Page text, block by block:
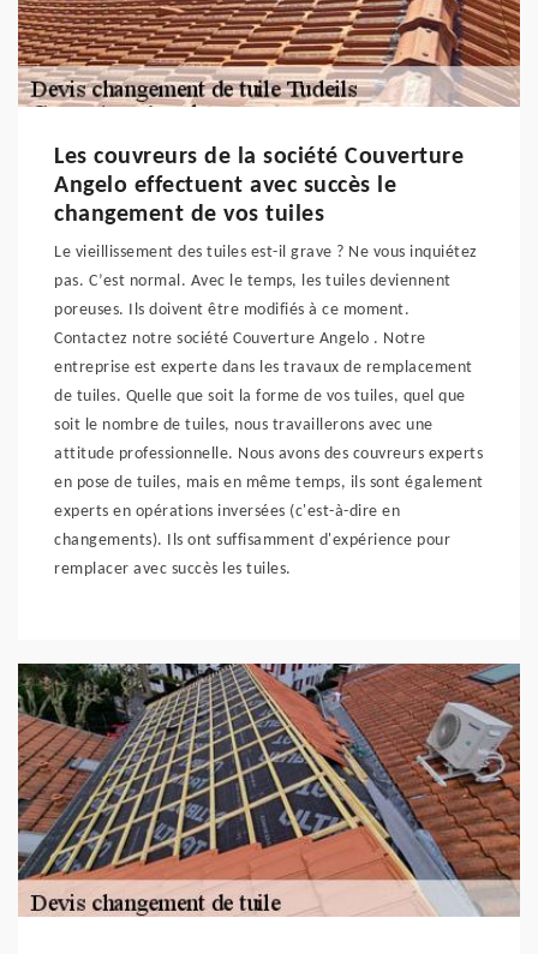
Les couvreurs de la société Couverture
Angelo effectuent avec succès le
changement de vos tuiles
Le vieillissement des tuiles est-il grave ? Ne vous inquiétez
pas. C’est normal. Avec le temps, les tuiles deviennent
poreuses. Ils doivent être modifiés à ce moment.
Contactez notre société Couverture Angelo . Notre
entreprise est experte dans les travaux de remplacement
de tuiles. Quelle que soit la forme de vos tuiles, quel que
soit le nombre de tuiles, nous travaillerons avec une
attitude professionnelle. Nous avons des couvreurs experts
en pose de tuiles, mais en même temps, ils sont également
experts en opérations inversées (c'est-à-dire en
changements). Ils ont suffisamment d'expérience pour
remplacer avec succès les tuiles.